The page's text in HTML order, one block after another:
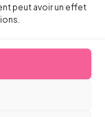
peut avoir un effet